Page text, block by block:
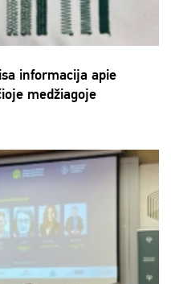
informacija apie
medžiagoje